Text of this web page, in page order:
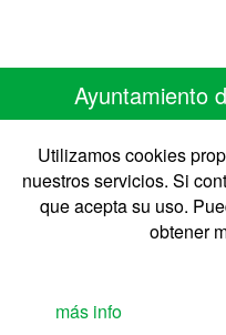
Ayuntamiento
C/
50410 Cuarte
Telefono 976 50
CIF:
más info
Utilizamos cookies
nuestros servicios. Si
que acepta su uso.
obtener